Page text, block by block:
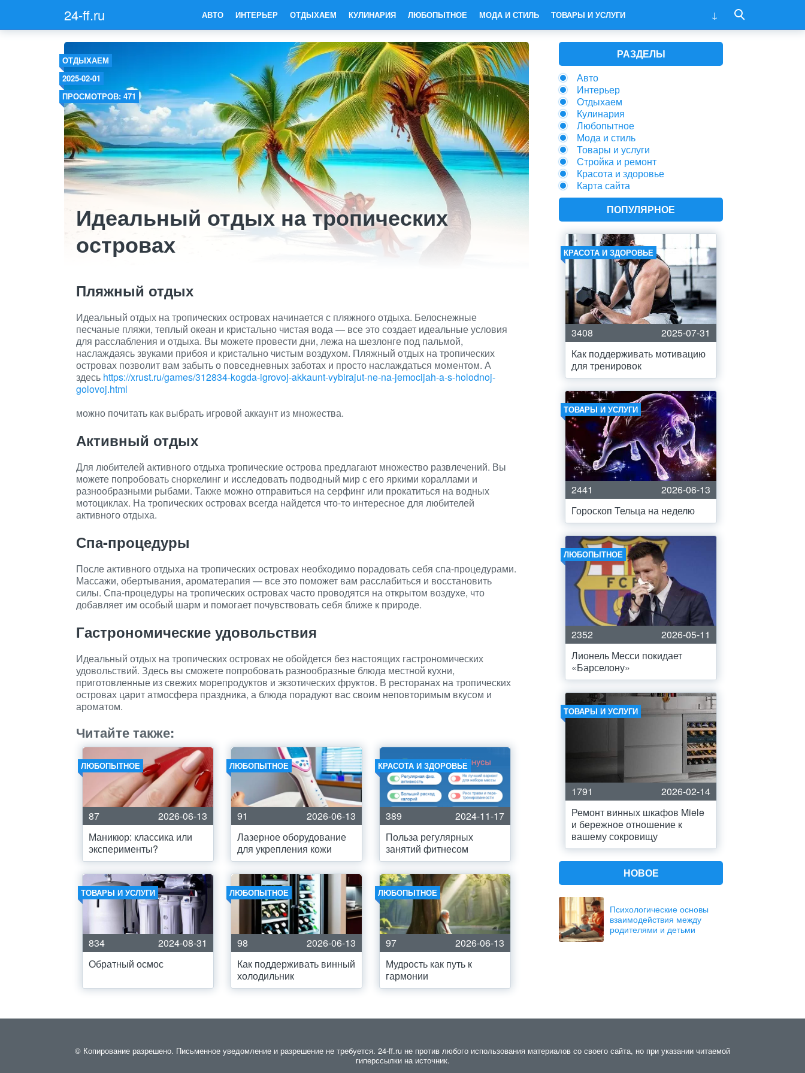
24-ff.ru АВТО ИНТЕРЬЕР ОТДЫХАЕМ КУЛИНАРИЯ ЛЮБОПЫТНОЕ МОДА И СТИЛЬ ТОВАРЫ И УСЛУГИ
ОТДЫХАЕМ
2025-02-01
ПРОСМОТРОВ: 471
Идеальный отдых на тропических
островах
Пляжный отдых
Идеальный отдых на тропических островах начинается с пляжного отдыха. Белоснежные
песчаные пляжи, теплый океан и кристально чистая вода — все это создает идеальные условия
для расслабления и отдыха. Вы можете провести дни, лежа на шезлонге под пальмой,
наслаждаясь звуками прибоя и кристально чистым воздухом. Пляжный отдых на тропических
островах позволит вам забыть о повседневных заботах и просто наслаждаться моментом. А
здесь https://xrust.ru/games/312834-kogda-igrovoj-akkaunt-vybirajut-ne-na-jemocijah-a-s-holodnoj-
golovoj.html
можно почитать как выбрать игровой аккаунт из множества.
Активный отдых
Для любителей активного отдыха тропические острова предлагают множество развлечений. Вы
можете попробовать сноркелинг и исследовать подводный мир с его яркими кораллами и
разнообразными рыбами. Также можно отправиться на серфинг или прокатиться на водных
мотоциклах. На тропических островах всегда найдется что-то интересное для любителей
активного отдыха.
Спа-процедуры
После активного отдыха на тропических островах необходимо порадовать себя спа-процедурами.
Массажи, обертывания, ароматерапия — все это поможет вам расслабиться и восстановить
силы. Спа-процедуры на тропических островах часто проводятся на открытом воздухе, что
добавляет им особый шарм и помогает почувствовать себя ближе к природе.
Гастрономические удовольствия
Идеальный отдых на тропических островах не обойдется без настоящих гастрономических
удовольствий. Здесь вы сможете попробовать разнообразные блюда местной кухни,
приготовленные из свежих морепродуктов и экзотических фруктов. В ресторанах на тропических
островах царит атмосфера праздника, а блюда порадуют вас своим неповторимым вкусом и
ароматом.
Читайте также:
ЛЮБОПЫТНОЕ
87
2026-06-13
Маникюр: классика или
эксперименты?
ЛЮБОПЫТНОЕ
91
2026-06-13
Лазерное оборудование
для укрепления кожи
КРАСОТА И ЗДОРОВЬЕ
389
2024-11-17
Польза регулярных
занятий фитнесом
ТОВАРЫ И УСЛУГИ
834
2024-08-31
Обратный осмос
ЛЮБОПЫТНОЕ
98
2026-06-13
Как поддерживать винный
холодильник
ЛЮБОПЫТНОЕ
97
2026-06-13
Мудрость как путь к
гармонии
РАЗДЕЛЫ
Авто
Интерьер
Отдыхаем
Кулинария
Любопытное
Мода и стиль
Товары и услуги
Стройка и ремонт
Красота и здоровье
Карта сайта
ПОПУЛЯРНОЕ
КРАСОТА И ЗДОРОВЬЕ
3408
2025-07-31
Как поддерживать мотивацию
для тренировок
ТОВАРЫ И УСЛУГИ
2441
2026-06-13
Гороскоп Тельца на неделю
ЛЮБОПЫТНОЕ
2352
2026-05-11
Лионель Месси покидает
«Барселону»
ТОВАРЫ И УСЛУГИ
1791
2026-02-14
Ремонт винных шкафов Miele
и бережное отношение к
вашему сокровищу
НОВОЕ
Психологические основы
взаимодействия между
родителями и детьми
© Копирование разрешено. Письменное уведомление и разрешение не требуется. 24-ff.ru не против любого использования материалов со своего сайта, но при указании читаемой
гиперссылки на источник.